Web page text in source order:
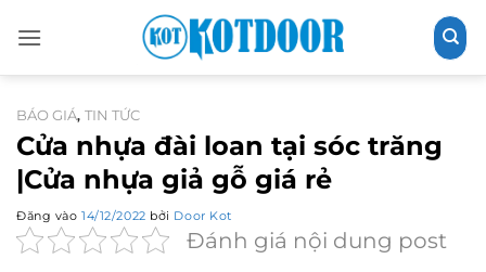
qua
BÁO GIÁ,TIN TỨC
Cửa nhựa đài loan tại sóc trăng
|Cửa nhựa giả gỗ giá rẻ
Đăng vào14/12/2022 bởi Door Kot
Đánh giá nội dung post